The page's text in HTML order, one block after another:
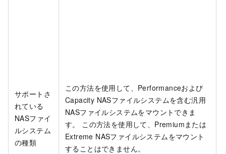
サポートさ
れている
NASファイ
ルシステム
の種類
この方法を使用して、Performanceおよび
Capacity NASファイルシステムを含む汎用
NASファイルシステムをマウントできま
す。 この方法を使用して、Premiumまたは
Extreme NASファイルシステムをマウント
することはできません。